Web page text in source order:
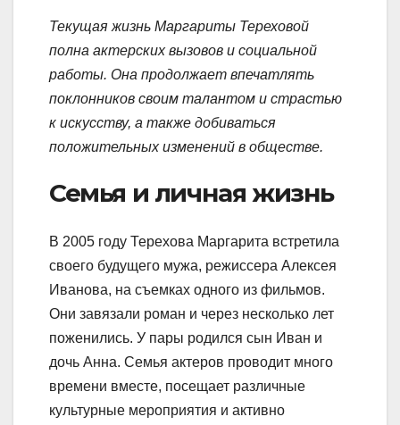
Текущая жизнь Маргариты Тереховой
полна актерских вызовов и социальной
работы. Она продолжает впечатлять
поклонников своим талантом и страстью
к искусству, а также добиваться
положительных изменений в обществе.
Семья и личная жизнь
В 2005 году Терехова Маргарита встретила
своего будущего мужа, режиссера Алексея
Иванова, на съемках одного из фильмов.
Они завязали роман и через несколько лет
поженились. У пары родился сын Иван и
дочь Анна. Семья актеров проводит много
времени вместе, посещает различные
культурные мероприятия и активно